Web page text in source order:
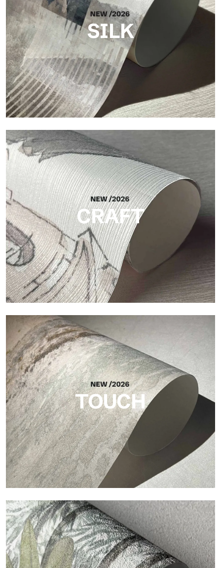
SILK
Silk
Helle und elegante Oberfläche mit feiner vertikaler Struktur,
die das Licht reflektiert und der Fläche Tiefe verleiht.
CRAFT
Craft
Oberfläche, inspiriert von natürlichen Fasern, mit einer
essentiellen Struktur, die der Fläche Balance, Tiefe und eine
elegante Materialität verleiht.
TOUCH
Touch
Oberfläche mit faseriger und unregelmäßiger Struktur und
einer weichen Textur, die Wärme und Authentizität vermittelt.